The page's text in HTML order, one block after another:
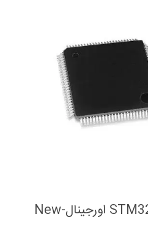
میکروکنترلر STM32F427VIT6 اورجینال-New